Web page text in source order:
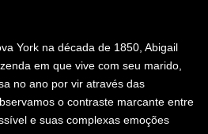
York na década de 1850, Abigail
em que vive com seu marido,
no ano por vir através das
o contraste marcante entre
e suas complexas emoções